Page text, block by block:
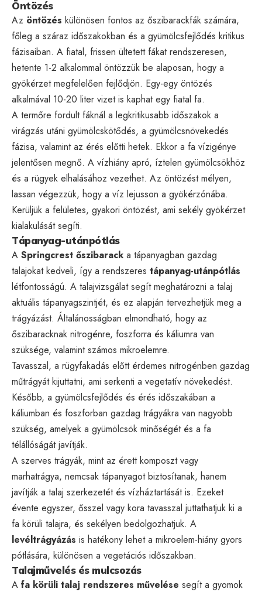
Öntözés
Az öntözés különösen fontos az őszibarackfák számára,
főleg a száraz időszakokban és a gyümölcsfejlődés kritikus
fázisaiban. A fiatal, frissen ültetett fákat rendszeresen,
hetente 1-2 alkalommal öntözzük be alaposan, hogy a
gyökérzet megfelelően fejlődjön. Egy-egy öntözés
alkalmával 10-20 liter vizet is kaphat egy fiatal fa.
A termőre fordult fáknál a legkritikusabb időszakok a
virágzás utáni gyümölcskötődés, a gyümölcsnövekedés
fázisa, valamint az érés előtti hetek. Ekkor a fa vízigénye
jelentősen megnő. A vízhiány apró, íztelen gyümölcsökhöz
és a rügyek elhalásához vezethet. Az öntözést mélyen,
lassan végezzük, hogy a víz lejusson a gyökérzónába.
Kerüljük a felületes, gyakori öntözést, ami sekély gyökérzet
kialakulását segíti.
Tápanyag-utánpótlás
A Springcrest őszibarack a tápanyagban gazdag
talajokat kedveli, így a rendszeres tápanyag-utánpótlás
létfontosságú. A talajvizsgálat segít meghatározni a talaj
aktuális tápanyagszintjét, és ez alapján tervezhetjük meg a
trágyázást. Általánosságban elmondható, hogy az
őszibaracknak nitrogénre, foszforra és káliumra van
szüksége, valamint számos mikroelemre.
Tavasszal, a rügyfakadás előtt érdemes nitrogénben gazdag
műtrágyát kijuttatni, ami serkenti a vegetatív növekedést.
Később, a gyümölcsfejlődés és érés időszakában a
káliumban és foszforban gazdag trágyákra van nagyobb
szükség, amelyek a gyümölcsök minőségét és a fa
télállóságát javítják.
A szerves trágyák, mint az érett komposzt vagy
marhatrágya, nemcsak tápanyagot biztosítanak, hanem
javítják a talaj szerkezetét és vízháztartását is. Ezeket
évente egyszer, ősszel vagy kora tavasszal juttathatjuk ki a
fa körüli talajra, és sekélyen bedolgozhatjuk. A
levéltrágyázás is hatékony lehet a mikroelem-hiány gyors
pótlására, különösen a vegetációs időszakban.
Talajművelés és mulcsozás
A fa körüli talaj rendszeres művelése segít a gyomok